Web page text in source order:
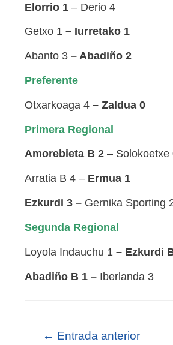
Elorrio 1– Derio 4
Getxo 1 – Iurretako 1
Abanto 3 – Abadiño 2
Preferente
Otxarkoaga 4 – Zaldua 0
Primera Regional
Amorebieta B 2– Solokoetxe
Arratia B 4 – Ermua 1
Ezkurdi 3 – Gernika Sporting
Segunda Regional
Loyola Indauchu 1 – Ezkurdi
Abadiño B 1 – Iberlanda 3
← Entrada anterior